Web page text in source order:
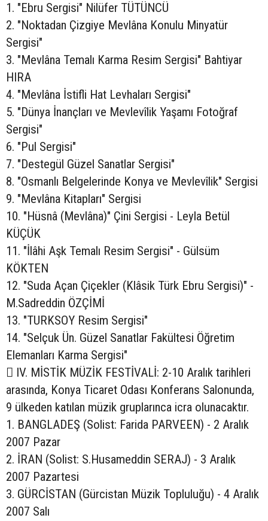
1. "Ebru Sergisi" Nilüfer TÜTÜNCÜ
2. "Noktadan Çizgiye Mevlâna Konulu Minyatür
Sergisi"
3. "Mevlâna Temalı Karma Resim Sergisi" Bahtiyar
HIRA
4. "Mevlâna İstifli Hat Levhaları Sergisi"
5. "Dünya İnançları ve Mevlevîlik Yaşamı Fotoğraf
Sergisi"
6. "Pul Sergisi"
7. "Destegül Güzel Sanatlar Sergisi"
8. "Osmanlı Belgelerinde Konya ve Mevlevîlik" Sergisi
9. "Mevlâna Kitapları" Sergisi
10. "Hüsnâ (Mevlâna)" Çini Sergisi - Leyla Betül
KÜÇÜK
11. "İlâhi Aşk Temalı Resim Sergisi" - Gülsüm
KÖKTEN
12. "Suda Açan Çiçekler (Klâsik Türk Ebru Sergisi)" -
M.Sadreddin ÖZÇİMİ
13. "TURKSOY Resim Sergisi"
14. "Selçuk Ün. Güzel Sanatlar Fakültesi Öğretim
Elemanları Karma Sergisi"
 IV. MİSTİK MÜZİK FESTİVALİ: 2-10 Aralık tarihleri
arasında, Konya Ticaret Odası Konferans Salonunda,
9 ülkeden katılan müzik gruplarınca icra olunacaktır.
1. BANGLADEŞ (Solist: Farida PARVEEN) - 2 Aralık
2007 Pazar
2. İRAN (Solist: S.Husameddin SERAJ) - 3 Aralık
2007 Pazartesi
3. GÜRCİSTAN (Gürcistan Müzik Topluluğu) - 4 Aralık
2007 Salı